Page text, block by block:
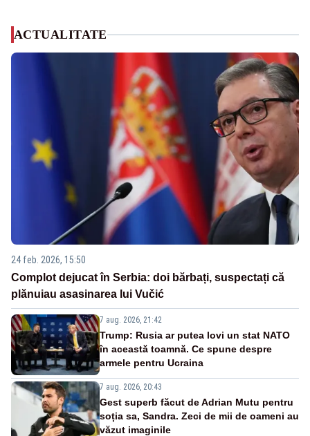
ACTUALITATE
24 feb. 2026, 15:50
Complot dejucat în Serbia: doi bărbați, suspectați că
plănuiau asasinarea lui Vučić
7 aug. 2026, 21:42
Trump: Rusia ar putea lovi un stat NATO
în această toamnă. Ce spune despre
armele pentru Ucraina
7 aug. 2026, 20:43
Gest superb făcut de Adrian Mutu pentru
soția sa, Sandra. Zeci de mii de oameni au
văzut imaginile